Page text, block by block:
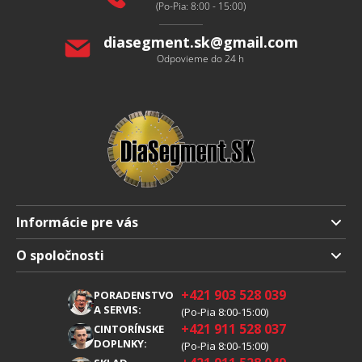
(Po-Pia: 8:00 - 15:00)
diasegment.sk@gmail.com
Odpovieme do 24 h
Informácie pre vás
Doprava a platba
Obchodné podmienky
Reklamácia
Spracovanie osobných údajov
O spoločnosti
PORADENSTVO
A SERVIS:
+421 903 528 039
(Po-Pia 8:00-15:00)
CINTORÍNSKE
DOPLNKY:
+421 911 528 037
(Po-Pia 8:00-15:00)